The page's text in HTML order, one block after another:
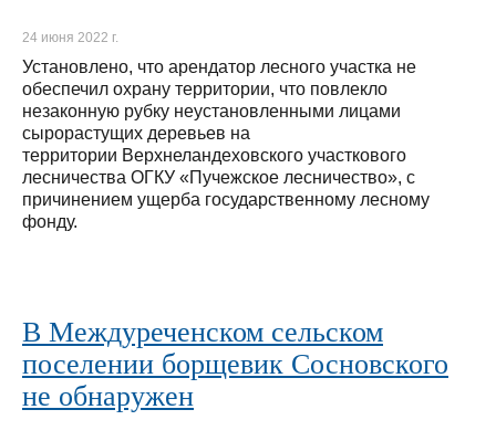
24 июня 2022 г.
Установлено, что арендатор лесного участка не
обеспечил охрану территории, что повлекло
незаконную рубку неустановленными лицами
сырорастущих деревьев на
территории Верхнеландеховского участкового
лесничества ОГКУ «Пучежское лесничество», с
причинением ущерба государственному лесному
фонду.
В Междуреченском сельском
поселении борщевик Сосновского
не обнаружен